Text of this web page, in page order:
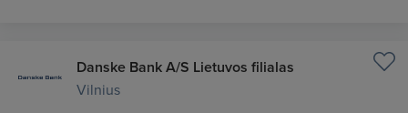
Danske Bank A/S Lietuvos filialas
Vilnius